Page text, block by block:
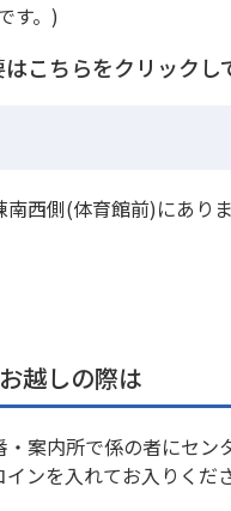
す。)
こちらをクリックし
西側(体育館前)にありま
越しの際は
案内所で係の者にセ
ンを入れてお入りくだ